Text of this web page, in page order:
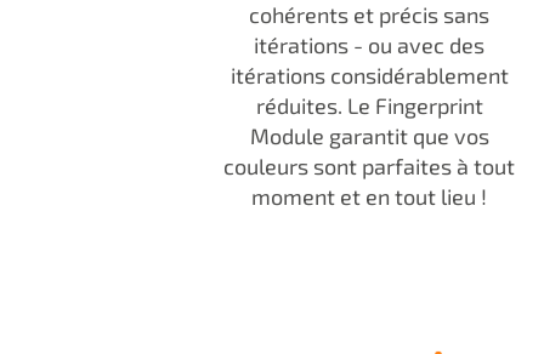
cohérents et précis sans
itérations - ou avec des
itérations considérablement
réduites. Le Fingerprint
Module garantit que vos
couleurs sont parfaites à tout
moment et en tout lieu !